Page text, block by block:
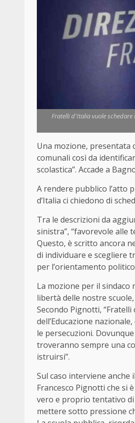
Fratelli d'Italia vuole
Una mozione, presentata
comunali così da
scolastica”. Accade a
A rendere pubblico l’atto
d’Italia ci chiedono di
Tra le descrizioni da
sinistra”, “favorevole alle
Questo, è scritto ancora
di individuare e scegliere
per l’orientamento
La mozione per il sindaco
libertà delle nostre
Secondo Pignotti,
dell’Educazione
le persecuzioni.
troveranno sempre una
istruirsi”.
Sul caso interviene anche
Francesco Pignotti che si
vero e proprio tentativo
mettere sotto pressione